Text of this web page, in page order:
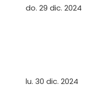
do. 29 dic. 2024
lu. 30 dic. 2024